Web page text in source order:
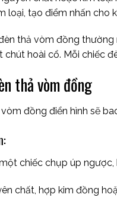
loại, tạo điểm nhấn cho
thả vòm đồng thường
chút hoài cổ. Mỗi chiếc
thả vòm đồng
đồng điển hình sẽ
chiếc chụp úp
chất, hợp kim đồng